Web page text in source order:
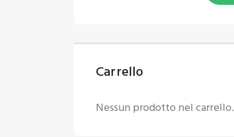
Carrello
Nessun prodotto nel carrello.